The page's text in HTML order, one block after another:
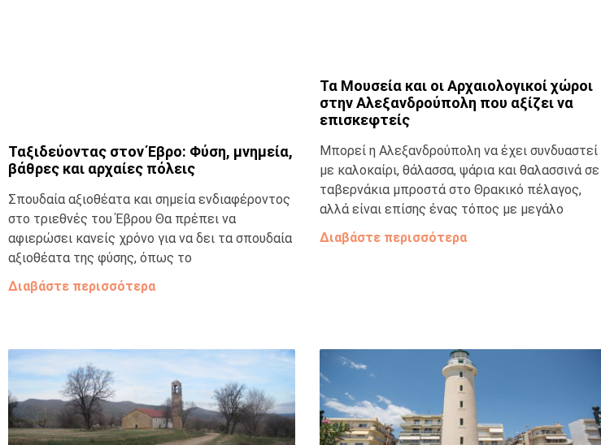
Ταξιδεύοντας στον Έβρο: Φύση, μνημεία,
βάθρες και αρχαίες πόλεις
Σπουδαία αξιοθέατα και σημεία ενδιαφέροντος
στο τριεθνές του Έβρου Θα πρέπει να
αφιερώσει κανείς χρόνο για να δει τα σπουδαία
αξιοθέατα της φύσης, όπως το
Διαβάστε περισσότερα
Τα Μουσεία και οι Αρχαιολογικοί χώροι
στην Αλεξανδρούπολη που αξίζει να
επισκεφτείς
Μπορεί η Αλεξανδρούπολη να έχει συνδυαστεί
με καλοκαίρι, θάλασσα, ψάρια και θαλασσινά σε
ταβερνάκια μπροστά στο Θρακικό πέλαγος,
αλλά είναι επίσης ένας τόπος με μεγάλο
Διαβάστε περισσότερα